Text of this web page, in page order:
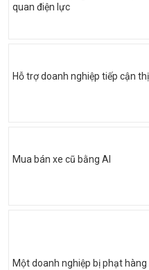
quan điện lực
Hỗ trợ doanh nghiệp tiếp cận
Mua bán xe cũ bằng AI
Một doanh nghiệp bị phạt